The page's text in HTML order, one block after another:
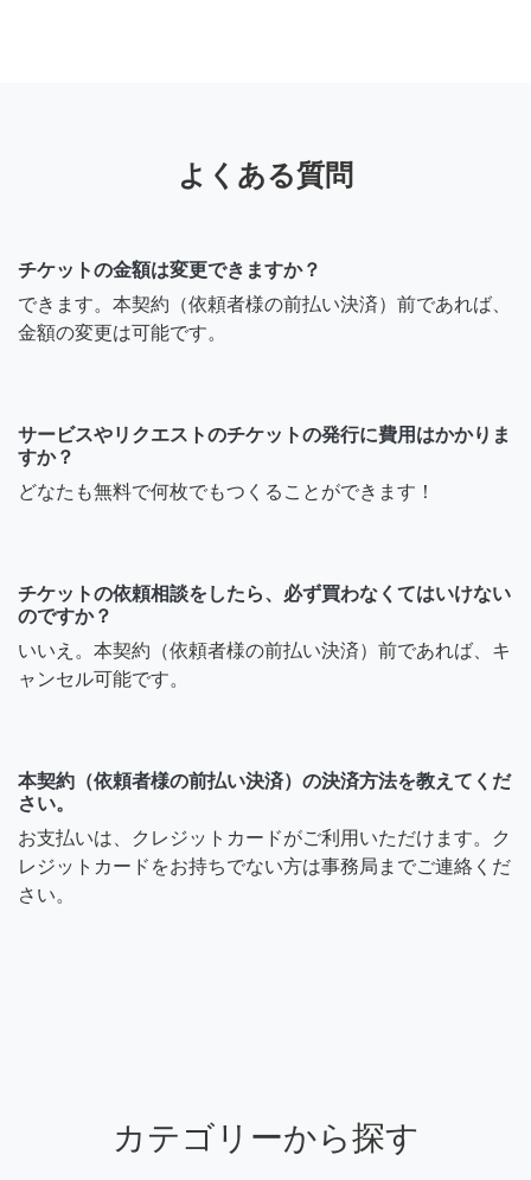
よくある質問
チケットの金額は変更できますか？
できます。本契約（依頼者様の前払い決済）前であれば、
金額の変更は可能です。
サービスやリクエストのチケットの発行に費用はかかりま
すか？
どなたも無料で何枚でもつくることができます！
チケットの依頼相談をしたら、必ず買わなくてはいけない
のですか？
いいえ。本契約（依頼者様の前払い決済）前であれば、キ
ャンセル可能です。
本契約（依頼者様の前払い決済）の決済方法を教えてくだ
さい。
お支払いは、クレジットカードがご利用いただけます。ク
レジットカードをお持ちでない方は事務局までご連絡くだ
さい。
カテゴリーから探す